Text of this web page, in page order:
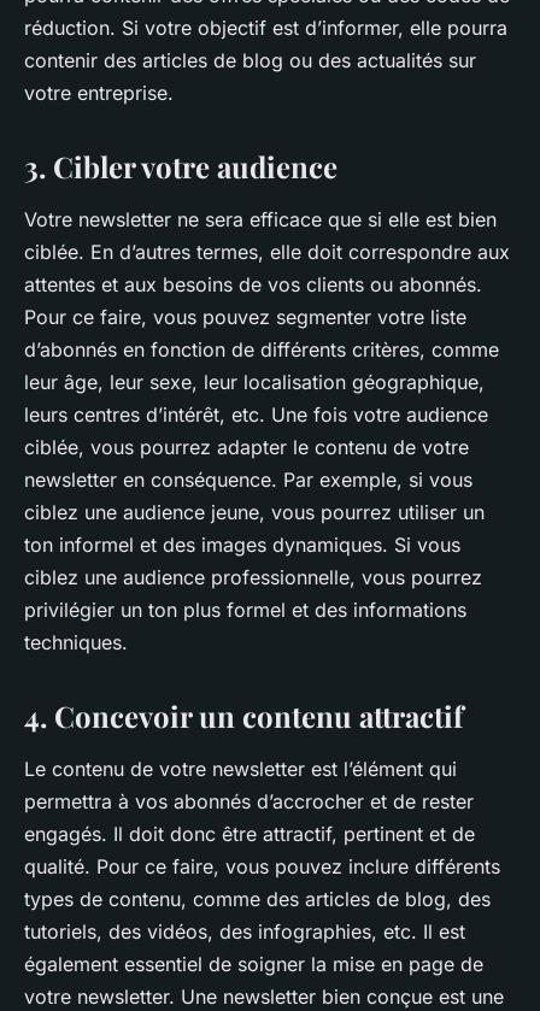
réduction. Si votre objectif est d’informer, elle pourra
contenir des articles de blog ou des actualités sur
votre entreprise.
3. Cibler votre audience
Votre newsletter ne sera efficace que si elle est bien
ciblée. En d’autres termes, elle doit correspondre aux
attentes et aux besoins de vos clients ou abonnés.
Pour ce faire, vous pouvez segmenter votre liste
d’abonnés en fonction de différents critères, comme
leur âge, leur sexe, leur localisation géographique,
leurs centres d’intérêt, etc. Une fois votre audience
ciblée, vous pourrez adapter le contenu de votre
newsletter en conséquence. Par exemple, si vous
ciblez une audience jeune, vous pourrez utiliser un
ton informel et des images dynamiques. Si vous
ciblez une audience professionnelle, vous pourrez
privilégier un ton plus formel et des informations
techniques.
4. Concevoir un contenu attractif
Le contenu de votre newsletter est l’élément qui
permettra à vos abonnés d’accrocher et de rester
engagés. Il doit donc être attractif, pertinent et de
qualité. Pour ce faire, vous pouvez inclure différents
types de contenu, comme des articles de blog, des
tutoriels, des vidéos, des infographies, etc. Il est
également essentiel de soigner la mise en page de
votre newsletter. Une newsletter bien conçue est une